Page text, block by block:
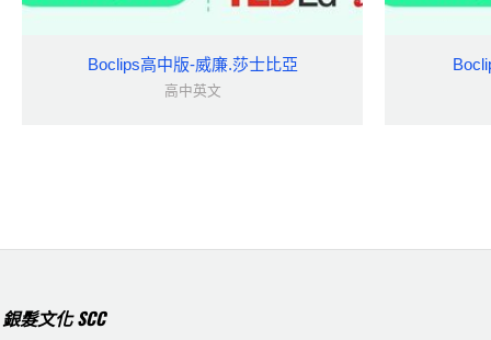
Boclips高中版-威廉.莎士比亞
高中英文
銀髮文化 SCC